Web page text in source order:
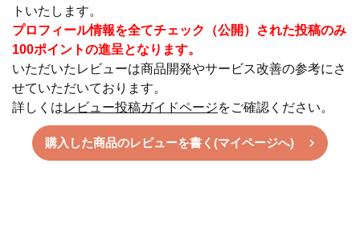
トいたします。
プロフィール情報を全てチェック（公開）された投稿のみ
100ポイントの進呈となります。
いただいたレビューは商品開発やサービス改善の参考にさ
せていただいております。
詳しくはレビュー投稿ガイドページをご確認ください。
購入した商品のレビューを書く(マイページへ)